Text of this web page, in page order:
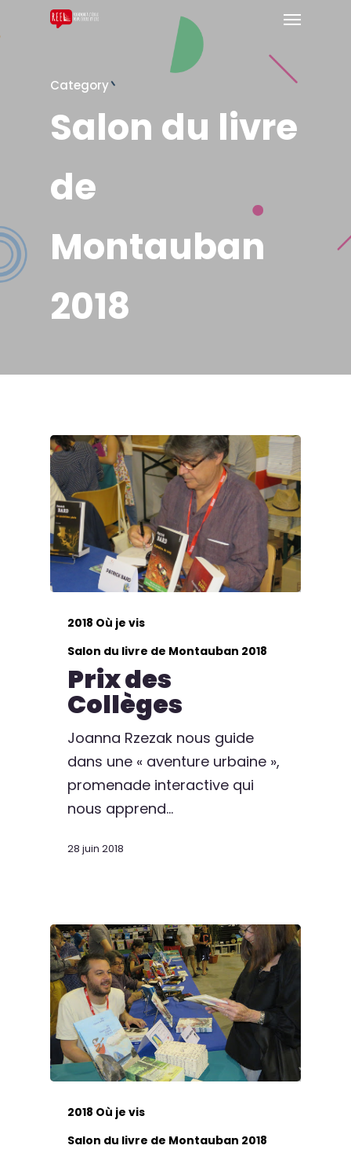
Category
Salon du livre
de
Montauban
2018
2018 Où je vis
Salon du livre de Montauban 2018
Prix des
Collèges
Joanna Rzezak nous guide
dans une « aventure urbaine »,
promenade interactive qui
nous apprend…
28 juin 2018
2018 Où je vis
Salon du livre de Montauban 2018